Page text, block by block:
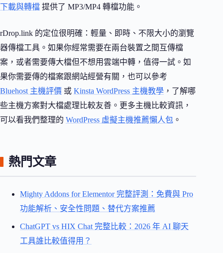
下載與轉檔 提供了 MP3/MP4 轉檔功能。
rDrop.link 的定位很明確：輕量、即時、不限大小的瀏覽
器傳檔工具。如果你經常需要在兩台裝置之間互傳檔
案，或者需要傳大檔但不想用雲端中轉，值得一試。如
果你需要傳的檔案跟網站經營有關，也可以參考
Bluehost 主機評價 或 Kinsta WordPress 主機教學 ，了解哪
些主機方案對大檔處理比較友善。更多主機比較資訊，
可以看我們整理的 WordPress 虛擬主機推薦懶人包 。
熱門文章
Mighty Addons for Elementor 完整評測：免費與 Pro
功能解析、安全性問題、替代方案推薦
ChatGPT vs HIX Chat 完整比較：2026 年 AI 聊天
工具誰比較值得用？